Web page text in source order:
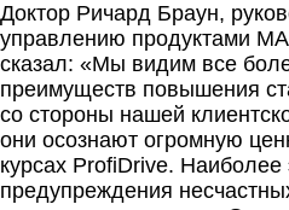
Доктор Ричард Браун,
управлению продуктами
сказал: «Мы видим все
преимуществ повышения
со стороны нашей
они осознают огромную
курсах ProfiDrive.
предупреждения